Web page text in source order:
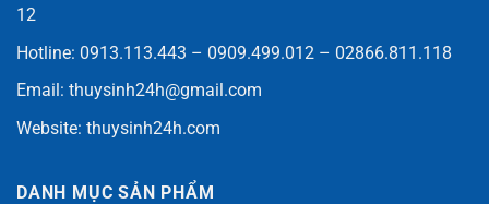
12
Hotline: 0913.113.443 – 0909.499.012 – 02866.811.118
Email: thuysinh24h@gmail.com
Website: thuysinh24h.com
DANH MỤC SẢN PHẨM